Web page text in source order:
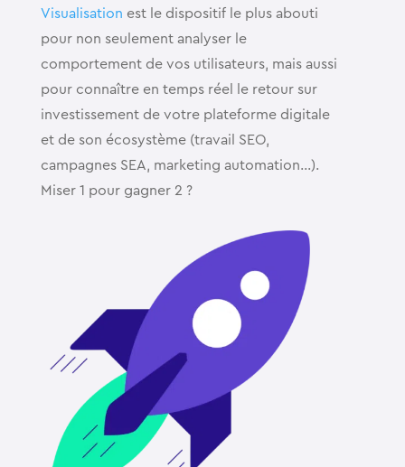
Visualisation est le dispositif le plus abouti
pour non seulement analyser le
comportement de vos utilisateurs, mais aussi
pour connaître en temps réel le retour sur
investissement de votre plateforme digitale
et de son écosystème (travail SEO,
campagnes SEA, marketing automation…).
Miser 1 pour gagner 2 ?